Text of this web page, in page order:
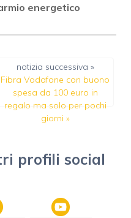
energetico
notizia successiva »
Fibra Vodafone con buono
spesa da 100 euro in
regalo ma solo per pochi
giorni »
profili social